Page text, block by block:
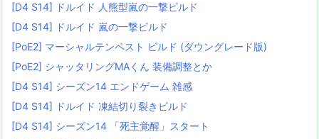
[D4 S14] ドルイド 人熊型嵐の一撃ビルド
[D4 S14] ドルイド 嵐の一撃ビルド
[PoE2] マーシャルテンペスト ビルド (ダウングレード版)
[PoE2] シャッタリングMAくん 装備調整とか
[D4 S14] シーズン14 エンドゲーム 雑感
[D4 S14] ドルイド 凍結切り裂きビルド
[D4 S14] シーズン14 「死主覚醒」スタート